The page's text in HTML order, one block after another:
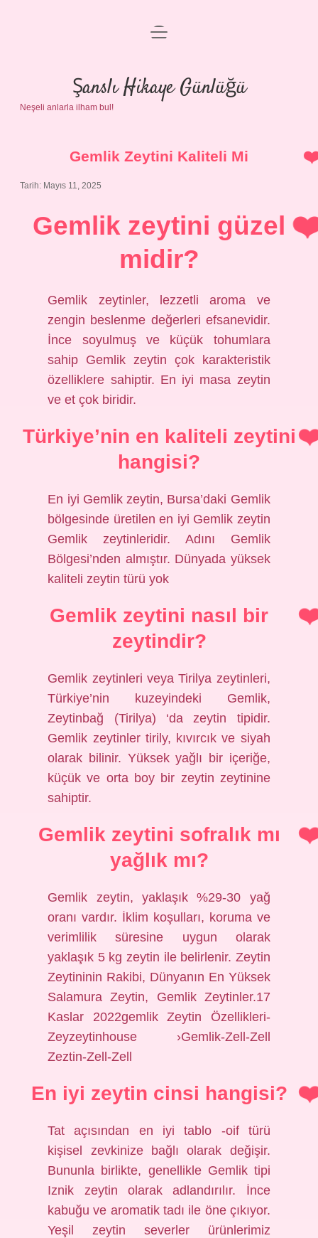
Anasayfa
Gizlilik Politikası
menüyü
Şanslı Hikaye Günlüğü
Neşeli anlarla ilham bul!
Gemlik Zeytini Kaliteli Mi
Tarih: Mayıs 11, 2025
Gemlik zeytini güzel
midir?
Gemlik zeytinler, lezzetli aroma ve
zengin beslenme değerleri efsanevidir.
İnce soyulmuş ve küçük tohumlara
sahip Gemlik zeytin çok karakteristik
özelliklere sahiptir. En iyi masa zeytin
ve et çok biridir.
Türkiye’nin en kaliteli zeytini
hangisi?
En iyi Gemlik zeytin, Bursa’daki Gemlik
bölgesinde üretilen en iyi Gemlik zeytin
Gemlik zeytinleridir. Adını Gemlik
Bölgesi’nden almıştır. Dünyada yüksek
kaliteli zeytin türü yok
Gemlik zeytini nasıl bir
zeytindir?
Gemlik zeytinleri veya Tirilya zeytinleri,
Türkiye’nin kuzeyindeki Gemlik,
Zeytinbağ (Tirilya) ‘da zeytin tipidir.
Gemlik zeytinler tirily, kıvırcık ve siyah
olarak bilinir. Yüksek yağlı bir içeriğe,
küçük ve orta boy bir zeytin zeytinine
sahiptir.
Gemlik zeytini sofralık mı
yağlık mı?
Gemlik zeytin, yaklaşık %29-30 yağ
oranı vardır. İklim koşulları, koruma ve
verimlilik süresine uygun olarak
yaklaşık 5 kg zeytin ile belirlenir. Zeytin
Zeytininin Rakibi, Dünyanın En Yüksek
Salamura Zeytin, Gemlik Zeytinler.17
Kaslar 2022gemlik Zeytin Özellikleri-
Zeyzeytinhouse ›Gemlik-Zell-Zell
Zeztin-Zell-Zell
En iyi zeytin cinsi hangisi?
Tat açısından en iyi tablo -oif türü
kişisel zevkinize bağlı olarak değişir.
Bununla birlikte, genellikle Gemlik tipi
Iznik zeytin olarak adlandırılır. İnce
kabuğu ve aromatik tadı ile öne çıkıyor.
Yeşil zeytin severler ürünlerimiz